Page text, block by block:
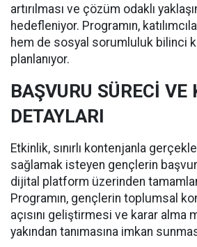
artırılması ve çözüm odaklı
hedefleniyor. Programın,
hem de sosyal sorumluluk bilinci
planlanıyor.
BAŞVURU SÜRECİ VE
DETAYLARI
Etkinlik, sınırlı kontenjanla
sağlamak isteyen gençlerin
dijital platform üzerinden
Programın, gençlerin toplumsal
açısını geliştirmesi ve karar alma
yakından tanımasına imkan